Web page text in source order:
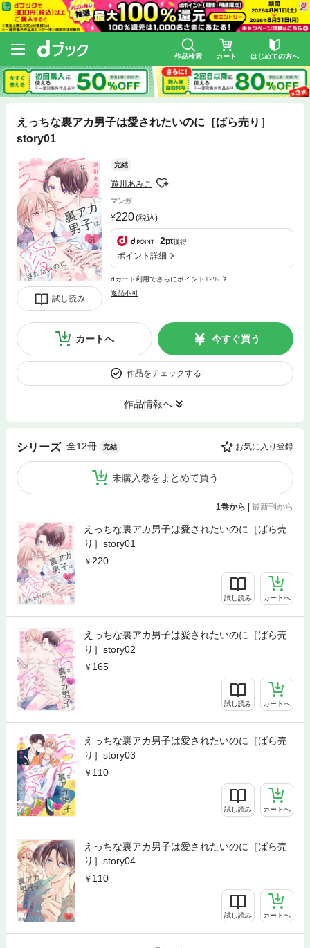
作品検索 カート はじめての方へ
えっちな裏アカ男子は愛されたいのに［ばら売り］
story01
試し読み
完結
遊川あみこ
マンガ
220(税込)
2pt獲得
ポイント詳細
dカード利用でさらにポイント+2%
返品不可
カートへ 今すぐ買う
作品をチェックする
作品情報へ
シリーズ 全12冊 完結 お気に入り登録
未購入巻をまとめて買う
1巻から | 最新刊から
えっちな裏アカ男子は愛されたいのに［ばら売
り］story01
220
試し読み カートへ
えっちな裏アカ男子は愛されたいのに［ばら売
り］story02
165
試し読み カートへ
えっちな裏アカ男子は愛されたいのに［ばら売
り］story03
110
試し読み カートへ
えっちな裏アカ男子は愛されたいのに［ばら売
り］story04
110
試し読み カートへ